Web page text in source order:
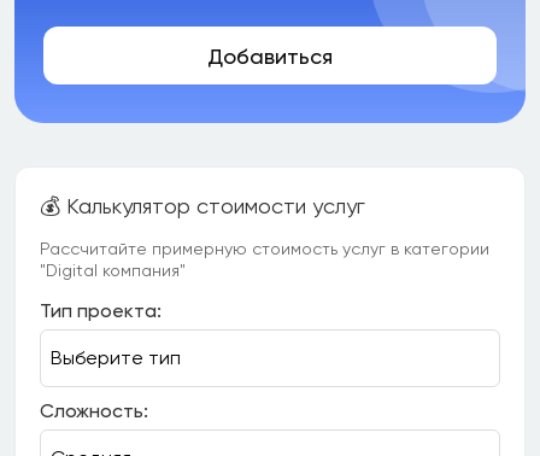
Добавиться
💰 Калькулятор стоимости услуг
Рассчитайте примерную стоимость услуг в категории
"Digital компания"
Тип проекта:
Сложность: